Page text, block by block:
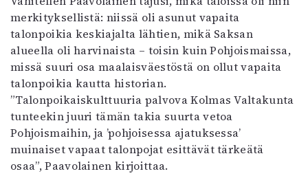
merkityksellistä: niissä oli asunut vapaita
talonpoikia keskiajalta lähtien, mikä Saksan
alueella oli harvinaista – toisin kuin Pohjoismaissa,
missä suuri osa maalaisväestöstä on ollut vapaita
talonpoikia kautta historian.
”Talonpoikaiskulttuuria palvova Kolmas Valtakunta
tunteekin juuri tämän takia suurta vetoa
Pohjoismaihin, ja ’pohjoisessa ajatuksessa’
muinaiset vapaat talonpojat esittävät tärkeätä
osaa”, Paavolainen kirjoittaa.